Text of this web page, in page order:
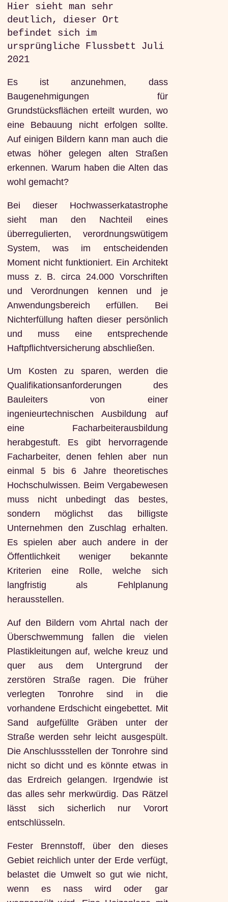
Hier sieht man sehr
deutlich, dieser Ort
befindet sich im
ursprüngliche Flussbett Juli
2021
Es ist anzunehmen, dass
Baugenehmigungen für
Grundstücksflächen erteilt wurden, wo
eine Bebauung nicht erfolgen sollte.
Auf einigen Bildern kann man auch die
etwas höher gelegen alten Straßen
erkennen. Warum haben die Alten das
wohl gemacht?
Bei dieser Hochwasserkatastrophe
sieht man den Nachteil eines
überregulierten, verordnungswütigem
System, was im entscheidenden
Moment nicht funktioniert. Ein Architekt
muss z. B. circa 24.000 Vorschriften
und Verordnungen kennen und je
Anwendungsbereich erfüllen. Bei
Nichterfüllung haften dieser persönlich
und muss eine entsprechende
Haftpflichtversicherung abschließen.
Um Kosten zu sparen, werden die
Qualifikationsanforderungen des
Bauleiters von einer
ingenieurtechnischen Ausbildung auf
eine Facharbeiterausbildung
herabgestuft. Es gibt hervorragende
Facharbeiter, denen fehlen aber nun
einmal 5 bis 6 Jahre theoretisches
Hochschulwissen. Beim Vergabewesen
muss nicht unbedingt das bestes,
sondern möglichst das billigste
Unternehmen den Zuschlag erhalten.
Es spielen aber auch andere in der
Öffentlichkeit weniger bekannte
Kriterien eine Rolle, welche sich
langfristig als Fehlplanung
herausstellen.
Auf den Bildern vom Ahrtal nach der
Überschwemmung fallen die vielen
Plastikleitungen auf, welche kreuz und
quer aus dem Untergrund der
zerstören Straße ragen. Die früher
verlegten Tonrohre sind in die
vorhandene Erdschicht eingebettet. Mit
Sand aufgefüllte Gräben unter der
Straße werden sehr leicht ausgespült.
Die Anschlussstellen der Tonrohre sind
nicht so dicht und es könnte etwas in
das Erdreich gelangen. Irgendwie ist
das alles sehr merkwürdig. Das Rätzel
lässt sich sicherlich nur Vorort
entschlüsseln.
Fester Brennstoff, über den dieses
Gebiet reichlich unter der Erde verfügt,
belastet die Umwelt so gut wie nicht,
wenn es nass wird oder gar